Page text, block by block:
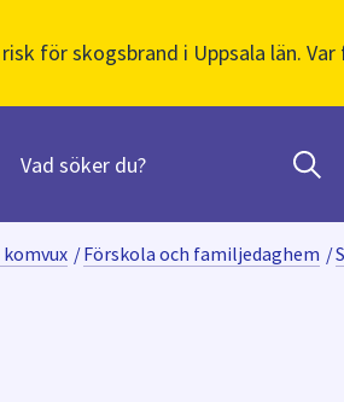
för skogsbrand i Uppsala län.
/Förskola och familjedaghem /